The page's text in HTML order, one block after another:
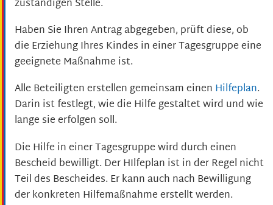
zuständigen Stelle.
Haben Sie Ihren Antrag abgegeben, prüft diese, ob
die Erziehung Ihres Kindes in einer Tagesgruppe eine
geeignete Maßnahme ist.
Alle Beteiligten erstellen gemeinsam einen Hilfeplan.
Darin ist festlegt, wie die Hilfe gestaltet wird und wie
lange sie erfolgen soll.
Die Hilfe in einer Tagesgruppe wird durch einen
Bescheid bewilligt. Der HIlfeplan ist in der Regel nicht
Teil des Bescheides. Er kann auch nach Bewilligung
der konkreten Hilfemaßnahme erstellt werden.